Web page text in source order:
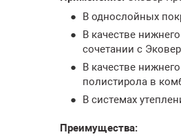
В однослойных
В качестве
сочетании с
В качестве
полистирола в
В системах
Преимущества: